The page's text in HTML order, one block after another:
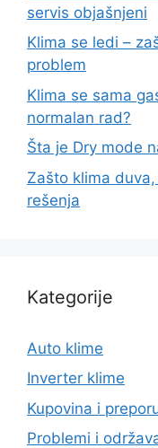
servis objašnjeni
Klima se ledi –
problem
Klima se sama
normalan rad?
Šta je Dry mode
Zašto klima
rešenja
Kategorije
Auto klime
Inverter klime
Kupovina i
Problemi i